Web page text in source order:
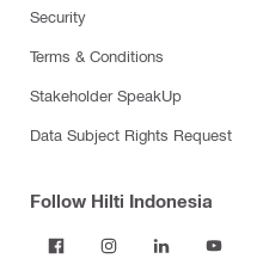
Security
Terms & Conditions
Stakeholder SpeakUp
Data Subject Rights Request
Follow Hilti Indonesia